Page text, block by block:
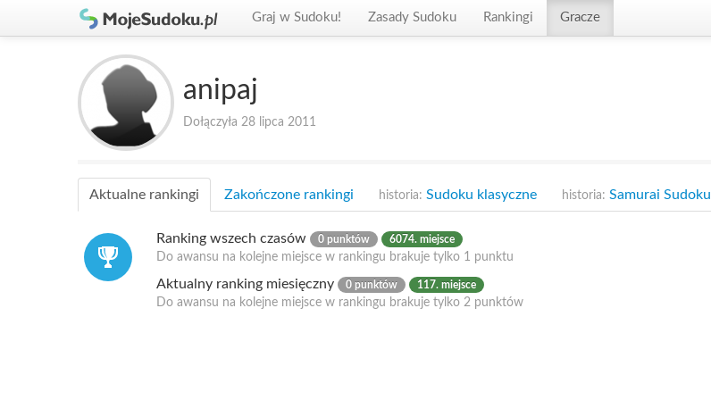
Graj w Sudoku! Zasady Sudoku Rankingi Gracze
anipaj
Dołączyła 28 lipca 2011
Aktualne rankingi Zakończone rankingi historia: Sudoku klasyczne historia: Samurai Sudoku
Ranking wszech czasów 0 punktów 6074. miejsce
Do awansu na kolejne miejsce w rankingu brakuje tylko 1 punktu
Aktualny ranking miesięczny 0 punktów 117. miejsce
Do awansu na kolejne miejsce w rankingu brakuje tylko 2 punktów